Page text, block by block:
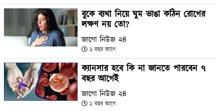
বুকে ব্যথা নিয়ে ঘুম ভাঙা কঠিন রোগের
লক্ষণ নয় তো?
জাগো নিউজ ২৪
২ বছর আগে
ক্যানসার হবে কি না জানতে পারবেন ৭
বছর আগেই
জাগো নিউজ ২৪
২ বছর আগে